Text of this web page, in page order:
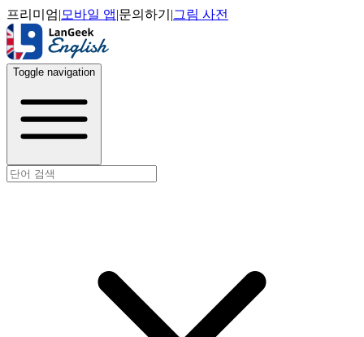
프리미엄| 모바일 앱|문의하기 |그림 사전
Toggle navigation